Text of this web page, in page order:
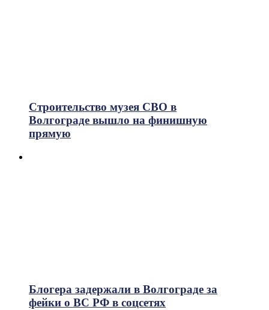
Строительство музея СВО в
Волгограде вышло на финишную
прямую
Блогера задержали в Волгограде за
фейки о ВС РФ в соцсетях